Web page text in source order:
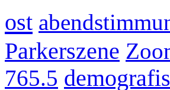
ost
Parkerszene
765.5